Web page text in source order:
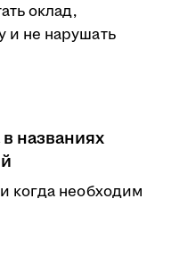
оклад,
и не нарушать
названиях
когда необходим